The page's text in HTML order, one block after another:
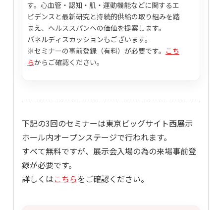
す。心血管・認知・肌・運動機能などに関するエ
ビデンスと最新研究と持続的供給の取り組みを踏
まえ、ヘルススパンへの価値を提案します。
パネルディスカッションもございます。
※セミナーの事前登録（有料）が必要です。 こち
らからご確認ください。
下記の3回のセミナーは東京ビッグサイト西展示
ホール内オープンステージで行われます。
すべて無料ですが、展示会入場の為の来場事前登
録が必要です。
詳しくはこちらをご確認ください。